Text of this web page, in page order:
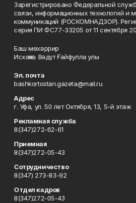
Зарегистрировано Федеральной
связи, информационных технологий и
коммуникаций (РОСКОМНАДЗОР).
серия ПИ ФС77-33205 от 11 сентября
Баш мөхәррир
Исхаҡов Вәдүт Ғәйфулла улы
Эл. почта
bashkortostan.gazeta@mail.ru
Адрес
г. Уфа, ул. 50 лет Октября, 13, 5-й этаж
Рекламная служба
8(347)272-62-61
Приемная
8(347)272-05-43
Сотрудничество
8(347) 273-83-92
Отдел кадров
8(347)272-05-43